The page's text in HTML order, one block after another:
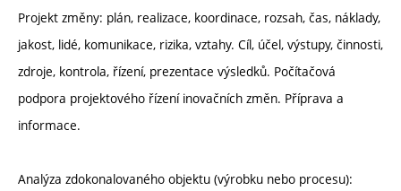
Projekt změny: plán, realizace, koordinace, rozsah, čas, náklady,
jakost, lidé, komunikace, rizika, vztahy. Cíl, účel, výstupy, činnosti,
zdroje, kontrola, řízení, prezentace výsledků. Počítačová
podpora projektového řízení inovačních změn. Příprava a
informace.
Analýza zdokonalovaného objektu (výrobku nebo procesu):